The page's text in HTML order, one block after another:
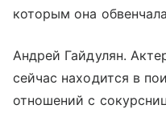
которым она
Андрей Гайдулян.
сейчас находится в
отношений с